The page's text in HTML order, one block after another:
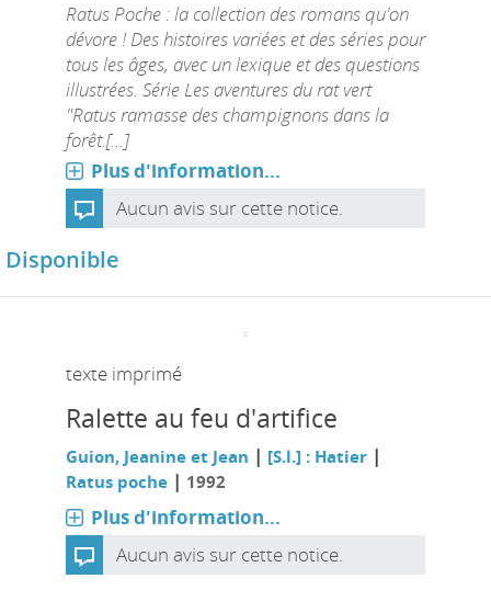
Ratus Poche : la collection des romans qu'on
dévore ! Des histoires variées et des séries pour
tous les âges, avec un lexique et des questions
illustrées. Série Les aventures du rat vert
"Ratus ramasse des champignons dans la
forêt.[...]
Plus d'information...
Aucun avis sur cette notice.
Disponible
texte imprimé
Ralette au feu d'artifice
Guion, Jeanine et Jean | [S.l.] : Hatier|
Ratus poche| 1992
Plus d'information...
Aucun avis sur cette notice.